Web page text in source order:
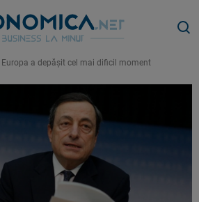
Europa a depăşit cel mai dificil moment